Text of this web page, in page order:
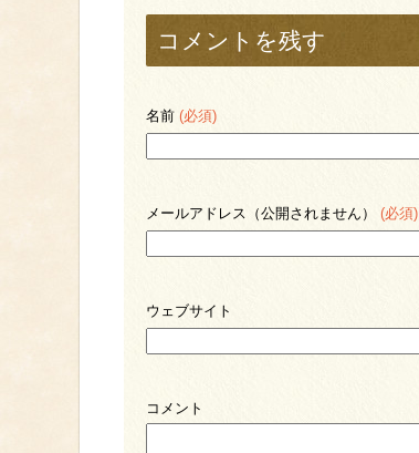
コメントを残す
名前 (必須)
メールアドレス（公開されません） (必須)
ウェブサイト
コメント